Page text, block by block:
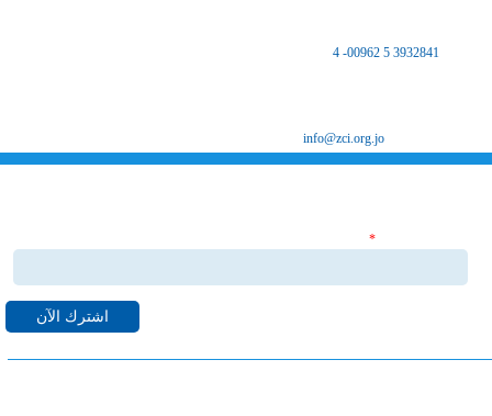
‏البريد الإلكتروني ‏*
3932841 5 00962- 4
info@zci.org.jo